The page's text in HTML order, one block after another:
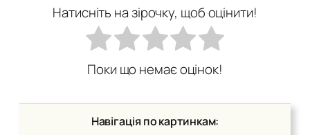
Натисніть на зірочку, щоб оцінити!
Поки що немає оцінок!
Навігація по картинкам: